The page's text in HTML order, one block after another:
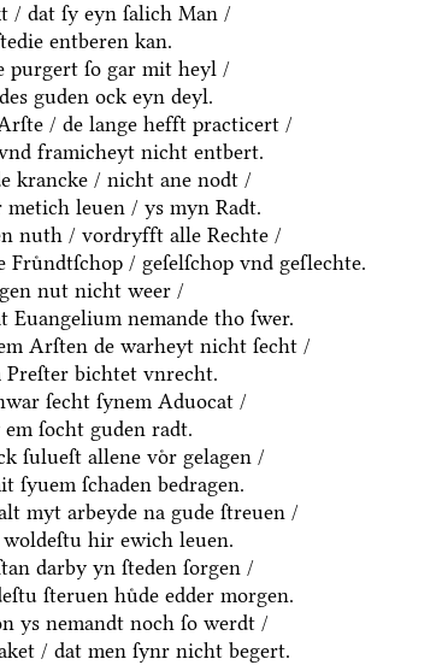
/ dat ſy eyn ſalich Man /
entberen kan.
purgert ſo gar mit heyl /
guden ock eyn deyl.
/ de lange hefft practicert /
framicheyt nicht entbert.
krancke / nicht ane nodt /
metich leuen / ys myn Radt.
nuth / vordryfft alle Rechte /
Fruͤndtſchop / geſelſchop vnd geſlechte.
nut nicht weer /
Euangelium nemande tho ſwer.
Arſten de warheyt nicht ſecht /
Preſter bichtet vnrecht.
ſecht ſynem Aduocat /
ſocht guden radt.
ſulueſt allene voͤr gelagen /
ſyuem ſchaden bedragen.
myt arbeyde na gude ſtreuen /
woldeſtu hir ewich leuen.
darby yn ſteden ſorgen /
ſteruen huͤde edder morgen.
ys nemandt noch ſo werdt /
/ dat men ſynr nicht begert.